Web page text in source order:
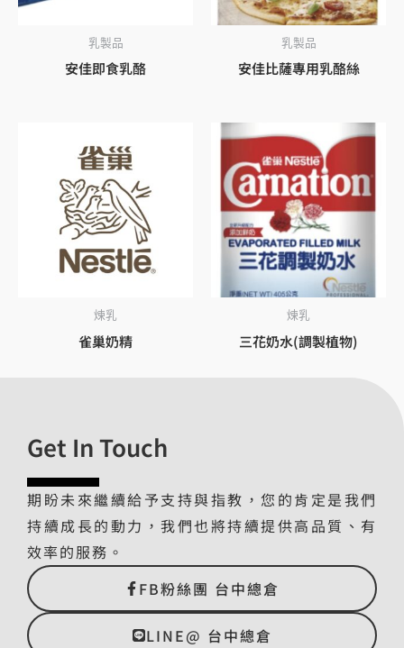
乳製品
安佳即食乳酪
乳製品
安佳比薩專用乳酪絲
煉乳
雀巢奶精
煉乳
三花奶水(調製植物)
Get In Touch
期盼未來繼續給予支持與指教，您的肯定是我們
持續成長的動力，我們也將持續提供高品質、有
效率的服務。
FB粉絲團 台中總倉
LINE@ 台中總倉